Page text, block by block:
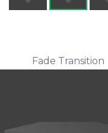
Fade Transition